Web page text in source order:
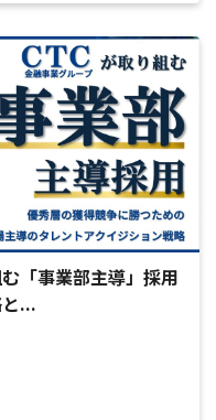
「事業部主導」採用
...